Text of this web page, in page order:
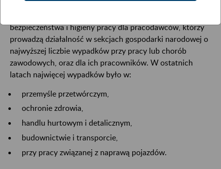
bezpieczeństwa i higieny pracy dla pracodawców, którzy
prowadzą działalność w sekcjach gospodarki narodowej o
najwyższej liczbie wypadków przy pracy lub chorób
zawodowych, oraz dla ich pracowników. W ostatnich
latach najwięcej wypadków było w:
przemyśle przetwórczym,
ochronie zdrowia,
handlu hurtowym i detalicznym,
budownictwie i transporcie,
przy pracy związanej z naprawą pojazdów.